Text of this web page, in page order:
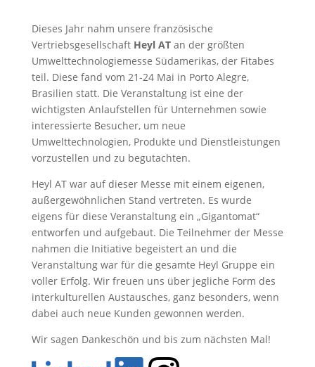
Dieses Jahr nahm unsere französische
Vertriebsgesellschaft Heyl ATan der größten
Umwelttechnologiemesse Südamerikas, der Fitabes
teil. Diese fand vom 21-24 Mai in Porto Alegre,
Brasilien statt. Die Veranstaltung ist eine der
wichtigsten Anlaufstellen für Unternehmen sowie
interessierte Besucher, um neue
Umwelttechnologien, Produkte und Dienstleistungen
vorzustellen und zu begutachten.
Heyl AT war auf dieser Messe mit einem eigenen,
außergewöhnlichen Stand vertreten. Es wurde
eigens für diese Veranstaltung ein „Gigantomat“
entworfen und aufgebaut. Die Teilnehmer der Messe
nahmen die Initiative begeistert an und die
Veranstaltung war für die gesamte Heyl Gruppe ein
voller Erfolg. Wir freuen uns über jegliche Form des
interkulturellen Austausches, ganz besonders, wenn
dabei auch neue Kunden gewonnen werden.
Wir sagen Dankeschön und bis zum nächsten Mal!